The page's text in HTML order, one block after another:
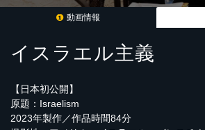
動画情報
イスラエル主義
【日本初公開】
原題：Israelism
2023年製作／作品時間84分